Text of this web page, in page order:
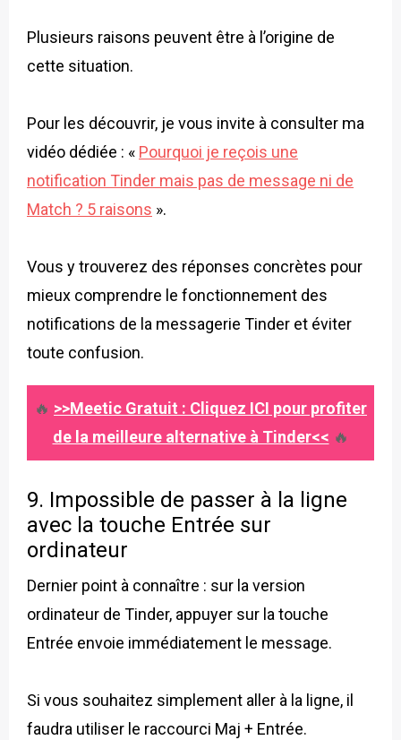
Plusieurs raisons peuvent être à l’origine de
cette situation.
Pour les découvrir, je vous invite à consulter ma
vidéo dédiée : « Pourquoi je reçois une
notification Tinder mais pas de message ni de
Match ? 5 raisons ».
Vous y trouverez des réponses concrètes pour
mieux comprendre le fonctionnement des
notifications de la messagerie Tinder et éviter
toute confusion.
🔥 >>Meetic Gratuit : Cliquez ICI pour profiter
de la meilleure alternative à Tinder<< 🔥
9. Impossible de passer à la ligne
avec la touche Entrée sur
ordinateur
Dernier point à connaître : sur la version
ordinateur de Tinder, appuyer sur la touche
Entrée envoie immédiatement le message.
Si vous souhaitez simplement aller à la ligne, il
faudra utiliser le raccourci Maj + Entrée.